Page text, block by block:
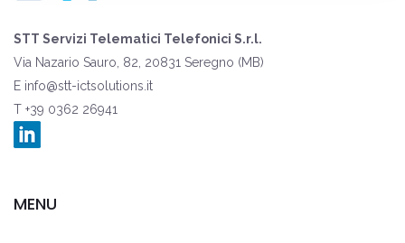
STT Servizi Telematici Telefonici S.r.l.
Via Nazario Sauro, 82, 20831 Seregno (MB)
E info@stt-ictsolutions.it
T +39 0362 26941
MENU